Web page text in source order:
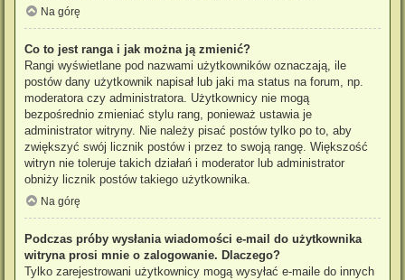
Na górę
Co to jest ranga i jak można ją zmienić?
Rangi wyświetlane pod nazwami użytkowników oznaczają, ile
postów dany użytkownik napisał lub jaki ma status na forum, np.
moderatora czy administratora. Użytkownicy nie mogą
bezpośrednio zmieniać stylu rang, ponieważ ustawia je
administrator witryny. Nie należy pisać postów tylko po to, aby
zwiększyć swój licznik postów i przez to swoją rangę. Większość
witryn nie toleruje takich działań i moderator lub administrator
obniży licznik postów takiego użytkownika.
Na górę
Podczas próby wysłania wiadomości e-mail do użytkownika
witryna prosi mnie o zalogowanie. Dlaczego?
Tylko zarejestrowani użytkownicy mogą wysyłać e-maile do innych